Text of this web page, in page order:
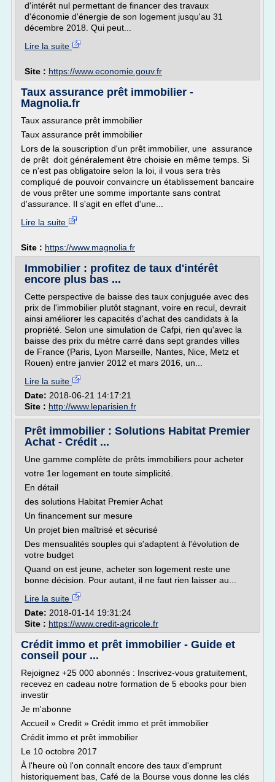
d'intérêt nul permettant de financer des travaux
d'économie d'énergie de son logement jusqu'au 31
décembre 2018. Qui peut...
Lire la suite
Site : https://www.economie.gouv.fr
Taux assurance prêt immobilier -
Magnolia.fr
Taux assurance prêt immobilier
Taux assurance prêt immobilier
Lors de la souscription d'un prêt immobilier, une assurance
de prêt doit généralement être choisie en même temps. Si
ce n'est pas obligatoire selon la loi, il vous sera très
compliqué de pouvoir convaincre un établissement bancaire
de vous prêter une somme importante sans contrat
d'assurance. Il s'agit en effet d'une...
Lire la suite
Site : https://www.magnolia.fr
Immobilier : profitez de taux d'intérêt
encore plus bas ...
Cette perspective de baisse des taux conjuguée avec des
prix de l'immobilier plutôt stagnant, voire en recul, devrait
ainsi améliorer les capacités d'achat des candidats à la
propriété. Selon une simulation de Cafpi, rien qu'avec la
baisse des prix du mètre carré dans sept grandes villes
de France (Paris, Lyon Marseille, Nantes, Nice, Metz et
Rouen) entre janvier 2012 et mars 2016, un...
Lire la suite
Date: 2018-06-21 14:17:21
Site : http://www.leparisien.fr
Prêt immobilier : Solutions Habitat Premier
Achat - Crédit ...
Une gamme complète de prêts immobiliers pour acheter
votre 1er logement en toute simplicité.
En détail
des solutions Habitat Premier Achat
Un financement sur mesure
Un projet bien maîtrisé et sécurisé
Des mensualités souples qui s'adaptent à l'évolution de
votre budget
Quand on est jeune, acheter son logement reste une
bonne décision. Pour autant, il ne faut rien laisser au...
Lire la suite
Date: 2018-01-14 19:31:24
Site : https://www.credit-agricole.fr
Crédit immo et prêt immobilier - Guide et
conseil pour ...
Rejoignez +25 000 abonnés : Inscrivez-vous gratuitement,
recevez en cadeau notre formation de 5 ebooks pour bien
investir
Je m'abonne
Accueil » Credit » Crédit immo et prêt immobilier
Crédit immo et prêt immobilier
Le 10 octobre 2017
À l'heure où l'on connaît encore des taux d'emprunt
historiquement bas, Café de la Bourse vous donne les clés